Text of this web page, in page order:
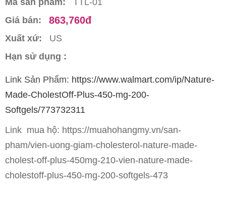
Giá bán:
863,760đ
Xuất xứ:
US
Hạn sử dụng :
Link Sản Phẩm: https://www.walmart.com/ip/Nature-
Made-CholestOff-Plus-450-mg-200-
Softgels/773732311
Link mua hộ: https://muahohangmy.vn/san-
pham/vien-uong-giam-cholesterol-nature-made-
cholest-off-plus-450mg-210-vien-nature-made-
cholestoff-plus-450-mg-200-softgels-473